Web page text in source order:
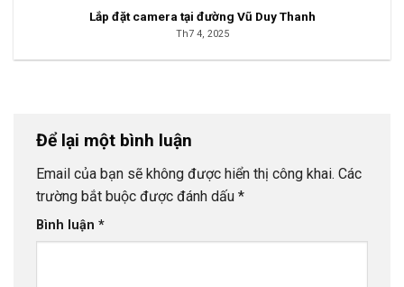
Lắp đặt camera tại đường Vũ Duy Thanh
Th7 4, 2025
Để lại một bình luận
Email của bạn sẽ không được hiển thị công khai. Các
trường bắt buộc được đánh dấu *
Bình luận *